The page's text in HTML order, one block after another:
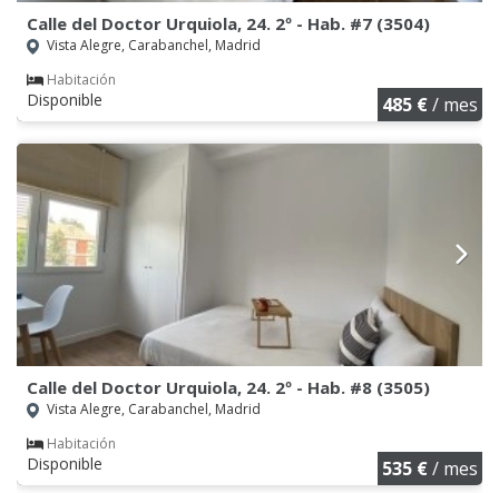
Calle del Doctor Urquiola, 24. 2º - Hab. #7 (3504)
Vista Alegre, Carabanchel, Madrid
Habitación
Disponible 485 €/ mes
Calle del Doctor Urquiola, 24. 2º - Hab. #8 (3505)
Vista Alegre, Carabanchel, Madrid
Habitación
Disponible 535 €/ mes